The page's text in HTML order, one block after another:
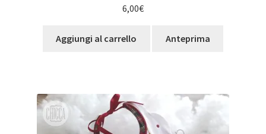
su 5
6,00€
Aggiungi al carrello Anteprima